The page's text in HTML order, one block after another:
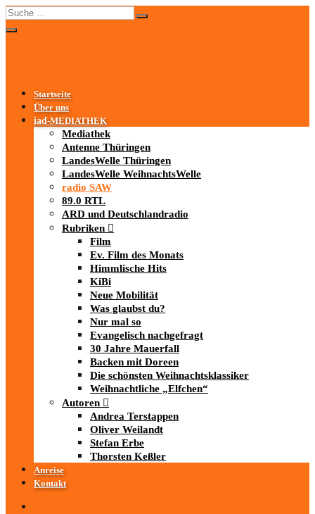
Startseite
Über uns
iad-MEDIATHEK
Mediathek
Antenne Thüringen
LandesWelle Thüringen
LandesWelle WeihnachtsWelle
radio SAW
89.0 RTL
ARD und Deutschlandradio
Rubriken
Film
Ev. Film des Monats
Himmlische Hits
KiBi
Neue Mobilität
Was glaubst du?
Nur mal so
Evangelisch nachgefragt
30 Jahre Mauerfall
Backen mit Doreen
Die schönsten Weihnachtsklassiker
Weihnachtliche „Elfchen“
Autoren
Andrea Terstappen
Oliver Weilandt
Stefan Erbe
Thorsten Keßler
Anreise
Kontakt